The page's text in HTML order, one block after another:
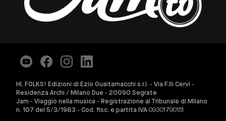
HI, FOLKS! Edizioni di Ezio Guaitamacchi s.r.l. - Via F.lli Cervi -
Residenza Archi / Milano Due - 20090 Segrate
Jam - Viaggio nella musica - Registrazione al Tribunale di Milano
n. 107 del 5/3/1983 - Cod. fisc. e partita IVA 09301790151